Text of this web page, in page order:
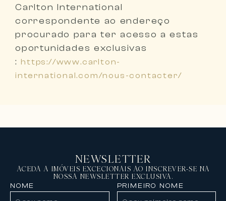
Carlton International
correspondente ao endereço
procurado para ter acesso a estas
oportunidades exclusivas
: https://www.carlton-
international.com/nous-contacter/
NEWSLETTER
ACEDA A IMÓVEIS EXCECIONAIS AO INSCREVER-SE NA
NOSSA NEWSLETTER EXCLUSIVA.
NOME PRIMEIRO NOME